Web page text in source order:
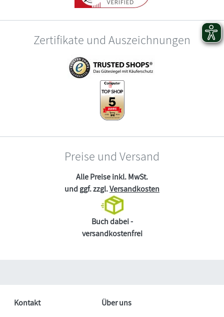
Zertifikate und Auszeichnungen
Preise und Versand
Alle Preise inkl. MwSt.
und ggf. zzgl.Versandkosten
Buch dabei -
versandkostenfrei
Kontakt
Über uns